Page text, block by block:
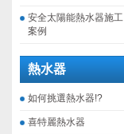
安全太陽能熱水器施工
案例
熱水器
如何挑選熱水器!?
喜特麗熱水器